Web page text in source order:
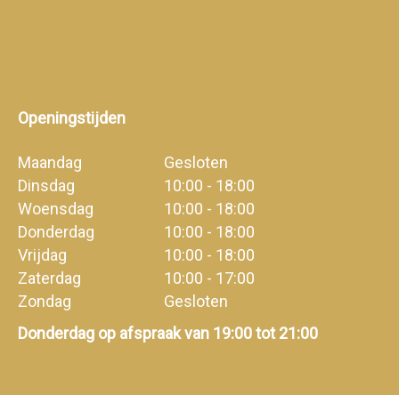
Openingstijden
Maandag
Gesloten
Dinsdag
10:00 - 18:00
Woensdag
10:00 - 18:00
Donderdag
10:00 - 18:00
Vrijdag
10:00 - 18:00
Zaterdag
10:00 - 17:00
Zondag
Gesloten
Donderdag op afspraak van 19:00 tot 21:00